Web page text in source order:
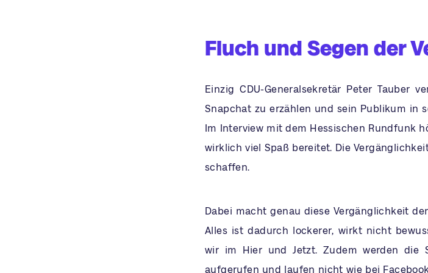
Fluch und Segen der
Einzig CDU-Generalsekretär Peter Tauber
Snapchat zu erzählen und sein Publikum in
Im Interview mit dem Hessischen Rundfunk
wirklich viel Spaß bereitet. Die
schaffen.
Dabei macht genau diese Vergänglichkeit
Alles ist dadurch lockerer, wirkt nicht
wir im Hier und Jetzt. Zudem werden die
aufgerufen und laufen nicht wie bei